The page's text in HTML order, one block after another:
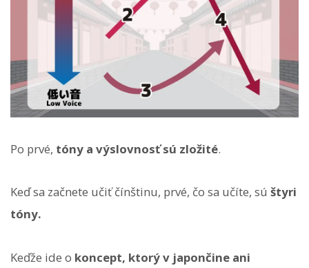
Po prvé, tóny a výslovnosť sú zložité.
Keď sa začnete učiť čínštinu, prvé, čo sa učíte, sú štyri
tóny.
Keďže ide o koncept, ktorý v japončine ani